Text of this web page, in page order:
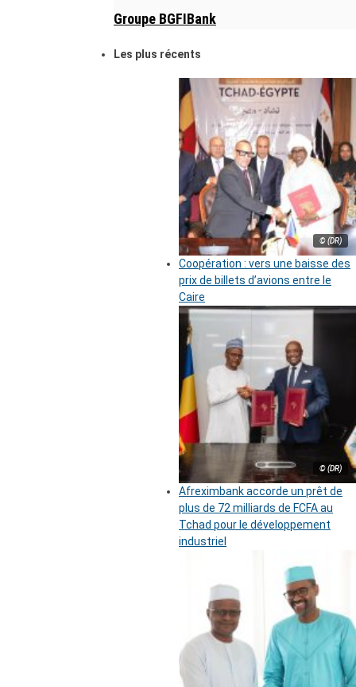
Groupe BGFIBank
Les plus récents
© (DR)
Coopération : vers une baisse des
prix de billets d’avions entre le
Caire
© (DR)
Afreximbank accorde un prêt de
plus de 72 milliards de FCFA au
Tchad pour le développement
industriel